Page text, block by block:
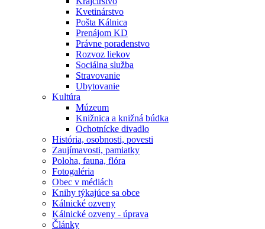
Kvetinárstvo
Pošta Kálnica
Prenájom KD
Právne poradenstvo
Rozvoz liekov
Sociálna služba
Stravovanie
Ubytovanie
Kultúra
Múzeum
Knižnica a knižná búdka
Ochotnícke divadlo
História, osobnosti, povesti
Zaujímavosti, pamiatky
Poloha, fauna, flóra
Fotogaléria
Obec v médiách
Knihy týkajúce sa obce
Kálnické ozveny
Kálnické ozveny - úprava
Články